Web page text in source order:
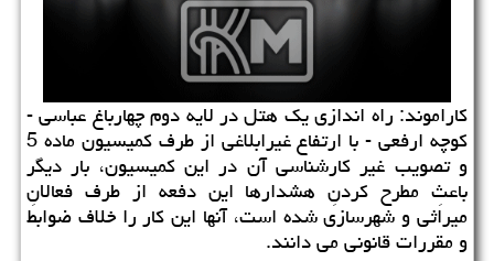
كاراموند: راه اندازی یك هتل در لایه دوم چهارباغ عباسی -
كوچه ارفعی - با ارتفاع غیرابلاغی از طرف كمیسیون ماده 5
و تصویب غیر كارشناسی آن در این كمیسیون، بار دیگر
باعثِ مطرح كردنِ هشدارها این دفعه از طرف فعالانِ
میراثی و شهرسازی شده است، آنها این كار را خلاف ضوابط
و مقررات قانونی می دانند.